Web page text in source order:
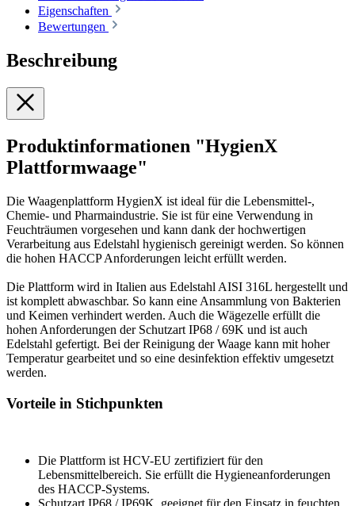
Eigenschaften
Bewertungen
Beschreibung
Produktinformationen "HygienX
Plattformwaage"
Die Waagenplattform HygienX ist ideal für die Lebensmittel-,
Chemie- und Pharmaindustrie. Sie ist für eine Verwendung in
Feuchträumen vorgesehen und kann dank der hochwertigen
Verarbeitung aus Edelstahl hygienisch gereinigt werden. So können
die hohen HACCP Anforderungen leicht erfüllt werden.
Die Plattform wird in Italien aus Edelstahl AISI 316L hergestellt und
ist komplett abwaschbar. So kann eine Ansammlung von Bakterien
und Keimen verhindert werden. Auch die Wägezelle erfüllt die
hohen Anforderungen der Schutzart IP68 / 69K und ist auch
Edelstahl gefertigt. Bei der Reinigung der Waage kann mit hoher
Temperatur gearbeitet und so eine desinfektion effektiv umgesetzt
werden.
Vorteile in Stichpunkten
Die Plattform ist HCV-EU zertifiziert für den
Lebensmittelbereich. Sie erfüllt die Hygieneanforderungen
des HACCP-Systems.